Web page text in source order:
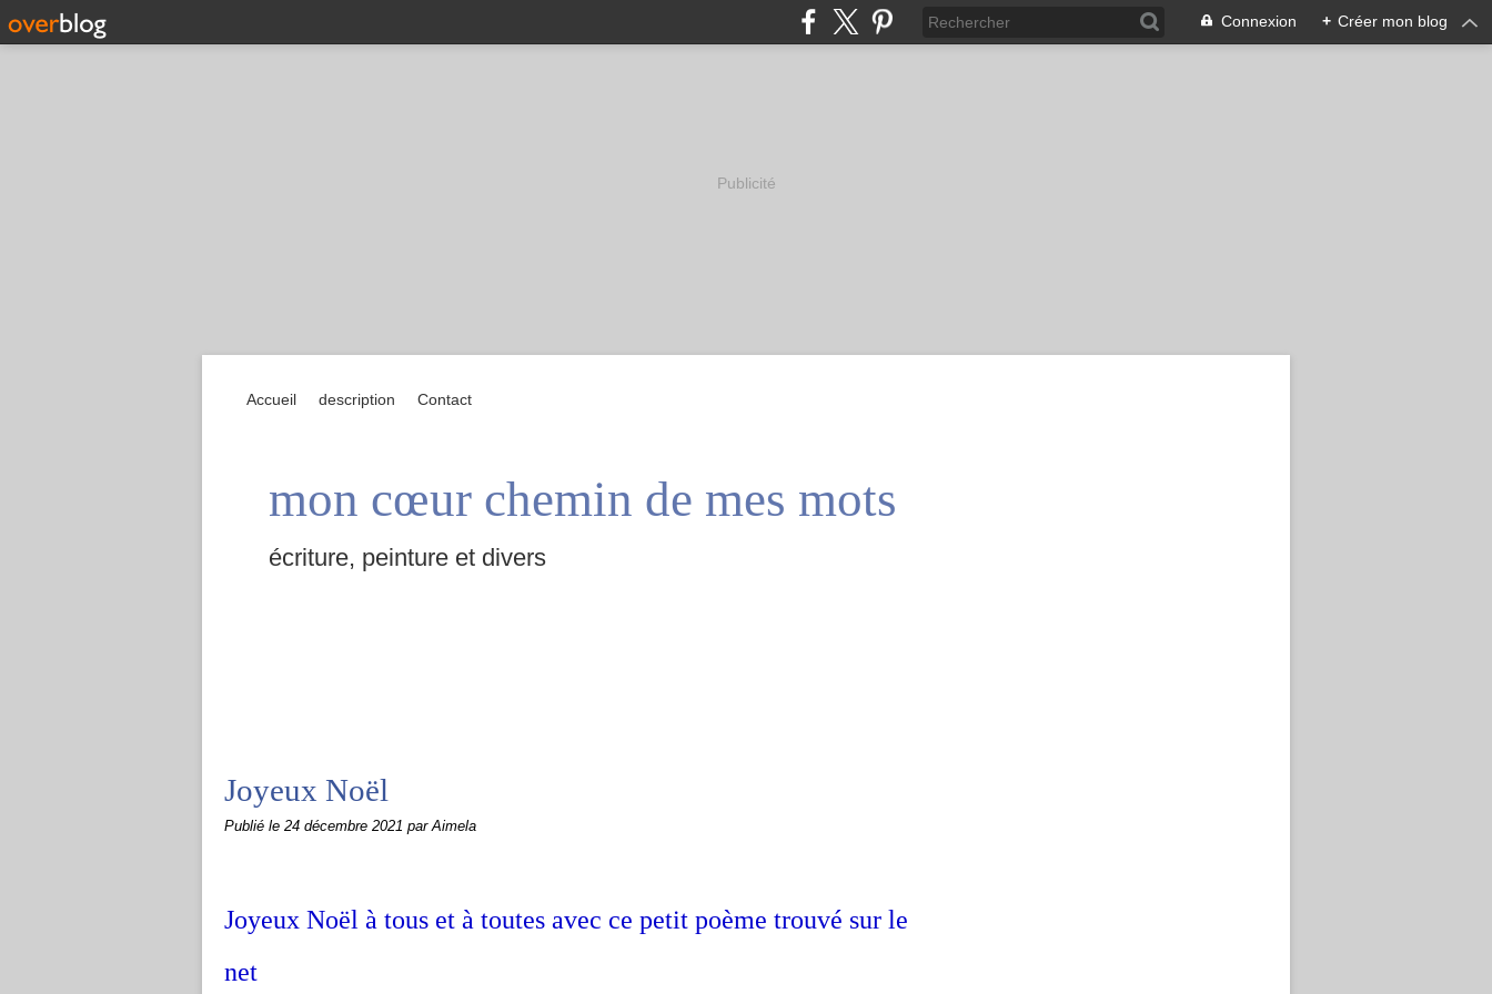
Connexion + Créer mon blog
Publicité
mon cœur chemin de mes mots
écriture, peinture et divers
Accueil description Contact
Joyeux Noël
Publié le 24 décembre 2021 par Aimela
Joyeux Noël à tous et à toutes avec ce petit poème trouvé sur le
net